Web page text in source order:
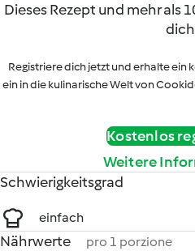
Dieses Rezept und mehr als
Registriere dich jetzt und erhalte ein
ein in die kulinarische Welt von
Kostenlos
Weitere
Schwierigkeitsgrad
einfach
Nährwerte pro 1 porzione